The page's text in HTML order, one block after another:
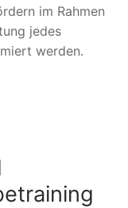
im Rahmen
jedes
werden.